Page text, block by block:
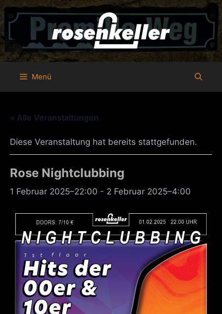
Zum
Inhalt
springen
Menü
« Alle Veranstaltungen
Diese Veranstaltung hat bereits stattgefunden.
Rose Nightclubbing
1 Februar 2025–22:00 - 2 Februar 2025–4:00